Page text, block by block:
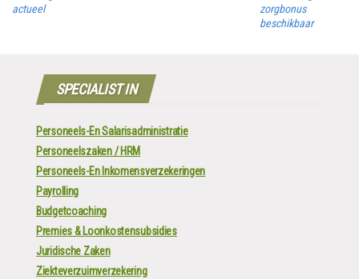
actueel
zorgbonus
beschikbaar
SPECIALIST IN
Personeels-En Salarisadministratie
Personeelszaken / HRM
Personeels-En Inkomensverzekeringen
Payrolling
Budgetcoaching
Premies & Loonkostensubsidies
Juridische Zaken
Ziekteverzuimverzekering